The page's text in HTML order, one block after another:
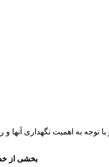
توجه به اهمیت نگهداری
بخشی از